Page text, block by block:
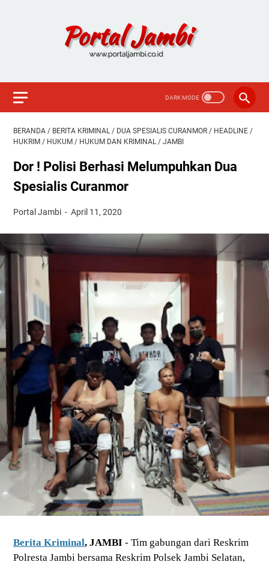
BERANDA / BERITA KRIMINAL / DUA SPESIALIS CURANMOR / HEADLINE /
HUKRIM / HUKUM / HUKUM DAN KRIMINAL / JAMBI
Dor ! Polisi Berhasi Melumpuhkan Dua
Spesialis Curanmor
Portal Jambi April 11, 2020
Berita Kriminal, JAMBI - Tim gabungan dari Reskrim
Polresta Jambi bersama Reskrim Polsek Jambi Selatan,